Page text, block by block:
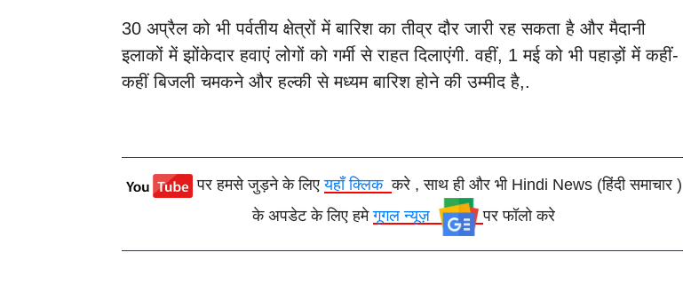
30 अप्रैल को भी पर्वतीय क्षेत्रों में बारिश का तीव्र दौर जारी रह सकता है और मैदानी
इलाकों में झोंकेदार हवाएं लोगों को गर्मी से राहत दिलाएंगी. वहीं, 1 मई को भी पहाड़ों में कहीं-
कहीं बिजली चमकने और हल्की से मध्यम बारिश होने की उम्मीद है,.
पर हमसे जुड़ने के लिएयहाँ क्लिककरे , साथ ही और भी Hindi News (हिंदी समाचार )
के अपडेट के लिए हमेगूगल न्यूज़ पर फॉलो करे